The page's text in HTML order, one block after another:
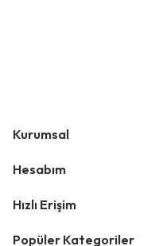
Kurumsal
Hesabım
Hızlı Erişim
Popüler Kategoriler